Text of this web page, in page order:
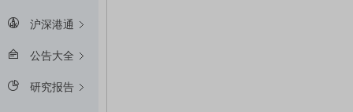
沪深港通
公告大全
研究报告